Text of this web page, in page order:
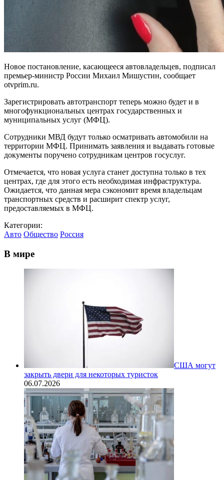
Новое постановление, касающееся автовладельцев, подписал
премьер-министр России Михаил Мишустин, сообщает
otvprim.ru.
Зарегистрировать автотранспорт теперь можно будет и в
многофункциональных центрах государственных и
муниципальных услуг (МФЦ).
Сотрудники МВД будут только осматривать автомобили на
территории МФЦ. Принимать заявления и выдавать готовые
документы поручено сотрудникам центров госуслуг.
Отмечается, что новая услуга станет доступна только в тех
центрах, где для этого есть необходимая инфраструктура.
Ожидается, что данная мера сэкономит время владельцам
транспортных средств и расширит спектр услуг,
предоставляемых в МФЦ.
Категории:
Авто Общество Россия
В мире
США могут
закрыть двери для некоторых туристок
06.07.2026